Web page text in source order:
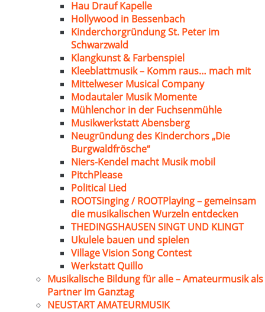
Hau Drauf Kapelle
Hollywood in Bessenbach
Kinderchorgründung St. Peter im
Schwarzwald
Klangkunst & Farbenspiel
Kleeblattmusik – Komm raus… mach mit
Mittelweser Musical Company
Modautaler Musik Momente
Mühlenchor in der Fuchsenmühle
Musikwerkstatt Abensberg
Neugründung des Kinderchors „Die
Burgwaldfrösche“
Niers-Kendel macht Musik mobil
PitchPlease
Political Lied
ROOTSinging / ROOTPlaying – gemeinsam
die musikalischen Wurzeln entdecken
THEDINGSHAUSEN SINGT UND KLINGT
Ukulele bauen und spielen
Village Vision Song Contest
Werkstatt Quillo
Musikalische Bildung für alle – Amateurmusik als
Partner im Ganztag
NEUSTART AMATEURMUSIK